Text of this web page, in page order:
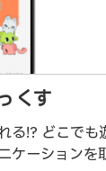
くす
る!? どこでも
ケーションを